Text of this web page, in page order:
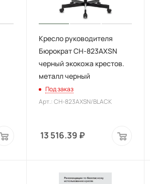
Кресло руководителя
Бюрократ CH-823AXSN
черный экокожа крестов.
металл черный
Под заказ
Арт.: CH-823AXSN/BLACK
13 516.39 ₽